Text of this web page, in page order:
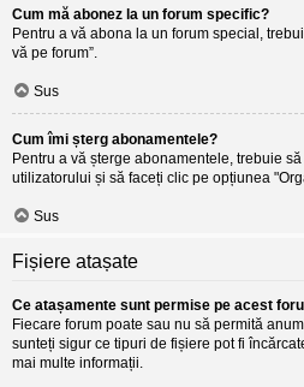
Cum mă abonez la un forum specific?
Pentru a vă abona la un forum special,
vă pe forum”.
Sus
Cum îmi șterg abonamentele?
Pentru a vă șterge abonamentele, trebuie
utilizatorului și să faceți clic pe opțiunea
Sus
Fișiere atașate
Ce atașamente sunt permise pe acest
Fiecare forum poate sau nu să permită
sunteți sigur ce tipuri de fișiere pot fi
mai multe informații.